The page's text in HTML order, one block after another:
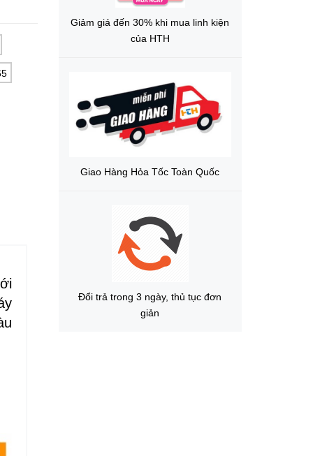
Giảm giá đến 30% khi mua linh kiện
của HTH
Giao Hàng Hỏa Tốc Toàn Quốc
Đổi trả trong 3 ngày, thủ tục đơn
giản